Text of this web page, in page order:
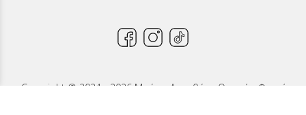
Copyright © 2024 - 2026 Μπέττυ Λογοθέτη, Οπτικά - Φακοί